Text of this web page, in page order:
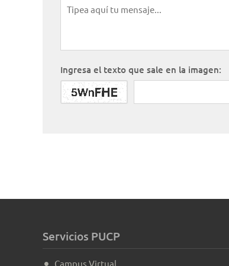
Ingresa el texto que sale en la imagen:
Servicios PUCP
Campus Virtual